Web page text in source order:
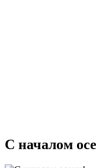
С началом